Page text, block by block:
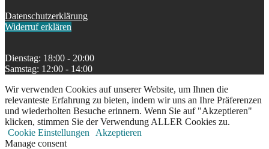
Datenschutzerklärung
Widerruf erklären
Dienstag: 18:00 - 20:00
Samstag: 12:00 - 14:00
Wir verwenden Cookies auf unserer Website, um Ihnen die
relevanteste Erfahrung zu bieten, indem wir uns an Ihre Präferenzen
und wiederholten Besuche erinnern. Wenn Sie auf "Akzeptieren"
klicken, stimmen Sie der Verwendung ALLER Cookies zu.
Cookie Einstellungen
Akzeptieren
Manage consent